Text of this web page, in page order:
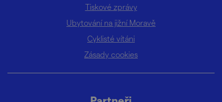
Tiskové zprávy
Ubytování na jižní Moravě
Cyklisté vítáni
Zásady cookies